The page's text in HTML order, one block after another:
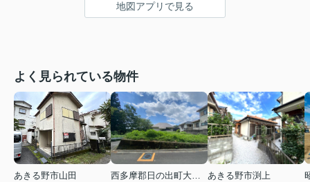
地図アプリで見る
よく見られている物件
あきる野市山田
西多摩郡日の出町大字平井
あきる野市渕上